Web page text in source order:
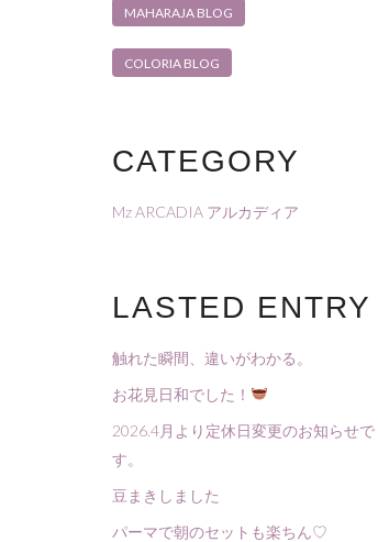
MAHARAJA BLOG
COLORIA BLOG
CATEGORY
Mz ARCADIA アルカディア
LASTED ENTRY
触れた瞬間、違いがわかる。
お花見日和でした！
2026.4月より定休日変更のお知らせで
す。
豆まきしました
パーマで朝のセットも楽ちん♡